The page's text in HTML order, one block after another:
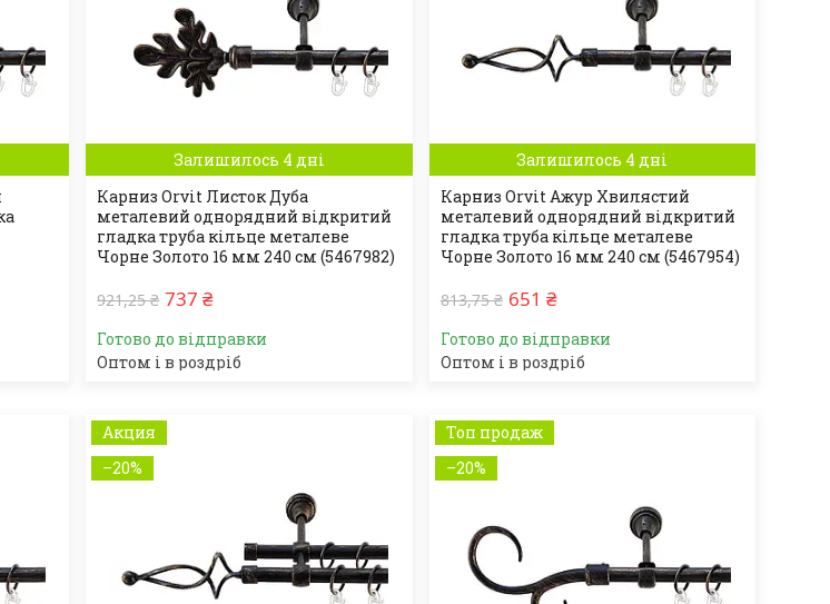
Залишилось 4 дні
Карниз Orvit Листок Дуба
металевий однорядний відкритий
гладка труба кільце металеве
Чорне Золото 16 мм 240 см (5467982)
921,25 ₴ 737 ₴
Готово до відправки
Оптом і в роздріб
Залишилось 4 дні
Карниз Orvit Ажур Хвилястий
металевий однорядний відкритий
гладка труба кільце металеве
Чорне Золото 16 мм 240 см (5467954)
813,75 ₴ 651 ₴
Готово до відправки
Оптом і в роздріб
Акция
–20%
Топ продаж
–20%